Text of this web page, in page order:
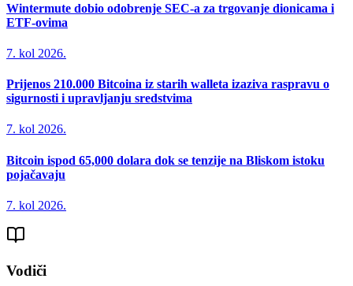
Wintermute dobio odobrenje SEC-a za trgovanje dionicama i
ETF-ovima
7. kol 2026.
Prijenos 210.000 Bitcoina iz starih walleta izaziva raspravu o
sigurnosti i upravljanju sredstvima
7. kol 2026.
Bitcoin ispod 65,000 dolara dok se tenzije na Bliskom istoku
pojačavaju
7. kol 2026.
Vodiči